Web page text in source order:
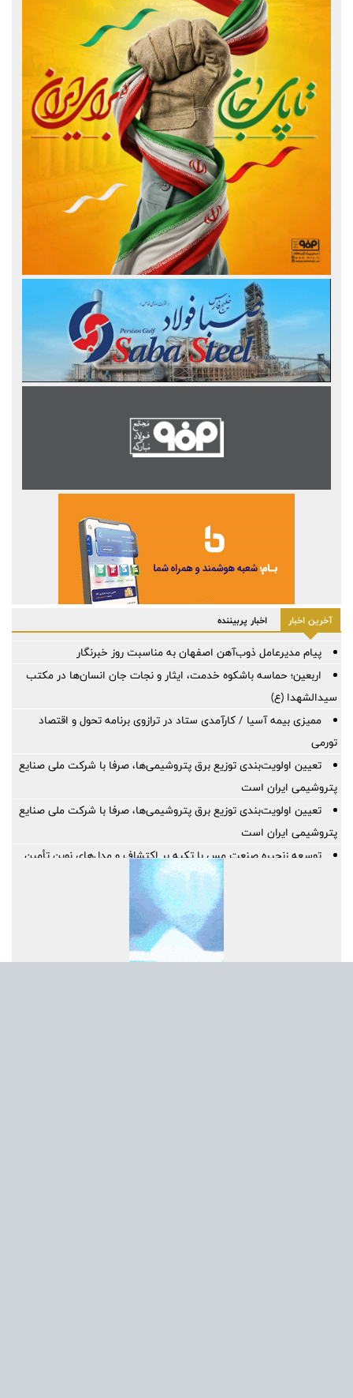
آخرین اخبار اخبار پربیننده
پیام مدیرعامل ذوب‌آهن اصفهان به مناسبت روز خبرنگار
اربعین؛ حماسه باشکوه خدمت، ایثار و نجات جان انسان‌ها در مکتب
سیدالشهدا (ع)
ممیزی بیمه آسیا / کارآمدی ستاد در ترازوی برنامه تحول و اقتصاد
تورمی
تعیین اولویت‌بندی توزیع برق پتروشیمی‌ها، صرفا با شرکت ملی صنایع
پتروشیمی ایران است
تعیین اولویت‌بندی توزیع برق پتروشیمی‌ها، صرفا با شرکت ملی صنایع
پتروشیمی ایران است
توسعه زنجیره صنعت مس با تکیه بر اکتشاف و مدل‌های نوین تأمین
ایران، شریک راهبردی اتحادیه اقتصادی اوراسیا در مسیر توسعه تجارت
پرداخت مطالبات بازنشستگان در اولویت تأمین اجتماعی؛ پیگیری برای
تأمین منابع ادامه دارد